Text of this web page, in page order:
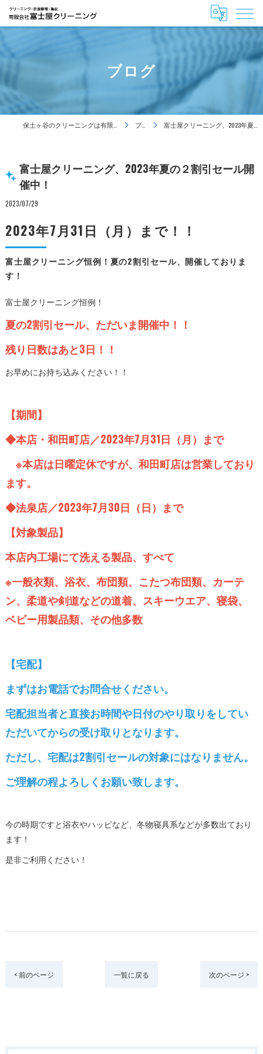
ブログ
ブログ 富士屋クリーニング、2023年夏の２割引セール開催中！
富士屋クリーニング、2023年夏の２割引セール開
催中！
2023/07/29
富士屋クリーニング恒例！夏の2割引セール、開催しておりま
す！
2023年7月31日（月）まで！！
富士屋クリーニング恒例！
夏の2割引セール、ただいま開催中！！
残り日数はあと3日！！
お早めにお持ち込みください！！
【期間】
◆本店・和田町店／2023年7月31日（月）まで
※本店は日曜定休ですが、和田町店は営業しており
ます。
◆法泉店／2023年7月30日（日）まで
【対象製品】
本店内工場にて洗える製品、すべて
※一般衣類、浴衣、布団類、こたつ布団類、カーテ
ン、柔道や剣道などの道着、スキーウエア、寝袋、
ベビー用製品類、その他多数
【宅配】
まずはお電話でお問合せください。
宅配担当者と直接お時間や日付のやり取りをしてい
ただいてからの受け取りとなります。
ただし、宅配は2割引セールの対象にはなりません。
ご理解の程よろしくお願い致します。
今の時期ですと浴衣やハッピなど、冬物寝具系などが多数出ており
ます！
是非ご利用ください！
< 前のページ 一覧に戻る 次のページ >